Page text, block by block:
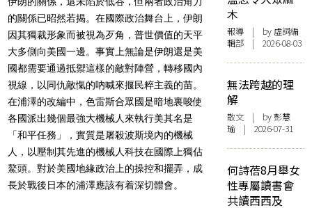
的關係已昭然若揭。在國際政治舞台上，伊朗
因其獨裁形象而被視為歹角，普世價值的天平
大多側向美國一邊。事實上無論是伊朗還是美
國都需要通過抵禦這樣的敵對陣營，轉移國內
視線，以同仇敵愾的吶喊來揠民粹主義的苗。
在浦澤的改編中，色雷斯合眾國是暗地裏唆使
各國派出幾個最強大機械人來執行美其名是
「和平任務」，實質是屠殺波斯境內的機械
人，以壓制其先進的機械人科技在國際上獨佔
鰲頭。對於美國地緣政治上的操控和擺弄，成
長於戰後日本的浦澤應該有着深切體會。
木
報導 | by 虛詞編
輯部 | 2026-08-03
無法跨越的理
解
散文 | by 彭慧
瑜 | 2026-07-31
何詩蓓8月舉女
性專屬讀書會
共讀西西及